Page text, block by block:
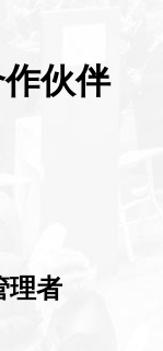
伙伴
理者